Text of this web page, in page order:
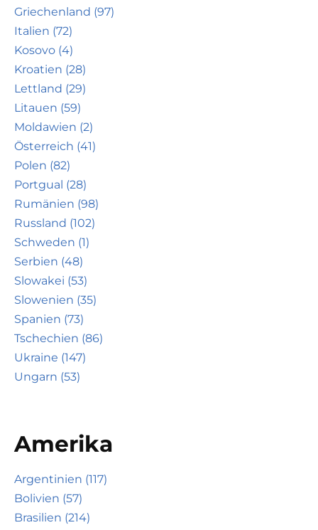
Griechenland (97)
Italien (72)
Kosovo (4)
Kroatien (28)
Lettland (29)
Litauen (59)
Moldawien (2)
Österreich (41)
Polen (82)
Portgual (28)
Rumänien (98)
Russland (102)
Schweden (1)
Serbien (48)
Slowakei (53)
Slowenien (35)
Spanien (73)
Tschechien (86)
Ukraine (147)
Ungarn (53)
Amerika
Argentinien (117)
Bolivien (57)
Brasilien (214)